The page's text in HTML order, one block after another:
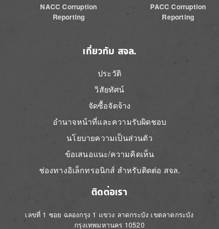
NACC Corruption
Reporting
PACC Corruption
Reporting
เกี่ยวกับ สจล.
ประวัติ
วิสัยทัศน์
จัดซื้อจัดจ้าง
อำนาจหน้าที่และความรับผิดชอบ
นโยบายความเป็นส่วนตัว
ข้อเสนอแนะ/ความคิดเห็น
ช่องทางอิเล็กทรอนิกส์ สำหรับติดต่อ สจล.
ติดต่อเรา
เลขที่ 1 ซอย ฉลองกรุง 1 แขวง ลาดกระบัง เขตลาดกระบัง
กรุงเทพมหานคร 10520